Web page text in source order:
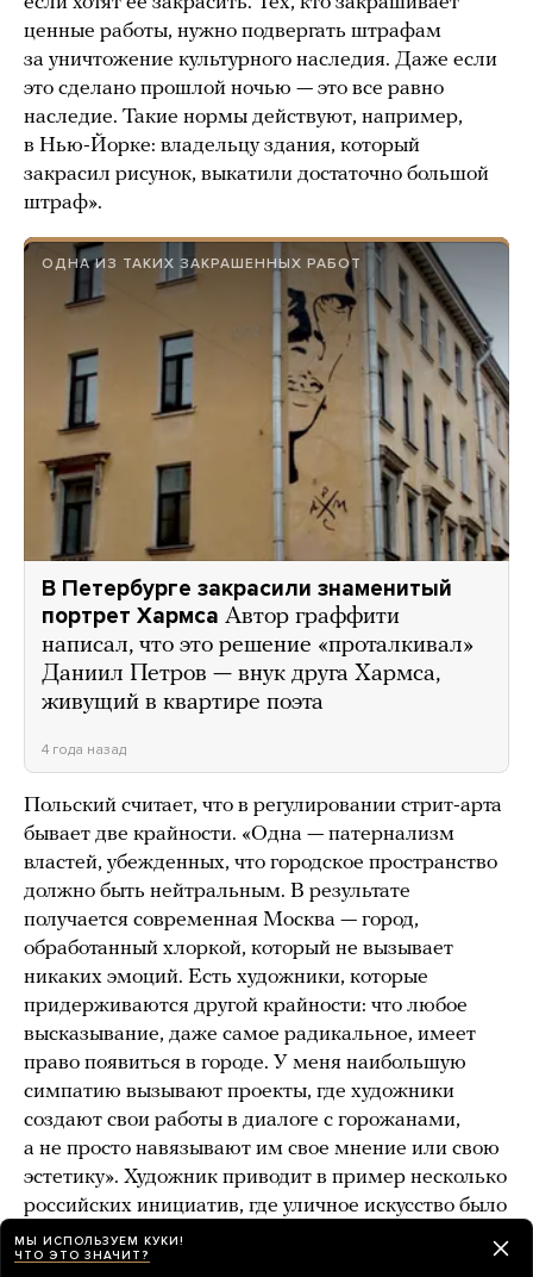
ценные работы, нужно подвергать штрафам
за уничтожение культурного наследия. Даже если
это сделано прошлой ночью — это все равно
наследие. Такие нормы действуют, например,
в Нью-Йорке: владельцу здания, который
закрасил рисунок, выкатили достаточно большой
штраф».
ОДНА ИЗ ТАКИХ ЗАКРАШЕННЫХ РАБОТ
В Петербурге закрасили знаменитый
портрет Хармса Автор граффити
написал, что это решение «проталкивал»
Даниил Петров — внук друга Хармса,
живущий в квартире поэта
4 года назад
Польский считает, что в регулировании стрит-арта
бывает две крайности. «Одна — патернализм
властей, убежденных, что городское пространство
должно быть нейтральным. В результате
получается современная Москва — город,
обработанный хлоркой, который не вызывает
никаких эмоций. Есть художники, которые
придерживаются другой крайности: что любое
высказывание, даже самое радикальное, имеет
право появиться в городе. У меня наибольшую
симпатию вызывают проекты, где художники
создают свои работы в диалоге с горожанами,
а не просто навязывают им свое мнение или свою
эстетику». Художник приводит в пример несколько
российских инициатив, где уличное искусство было
создано в соавторстве с местными жителями: «Арт
Проспект» в Петербурге, «Новый город: Древний»
МЫ ИСПОЛЬЗУЕМ КУКИ!
ЧТО ЭТО ЗНАЧИТ?